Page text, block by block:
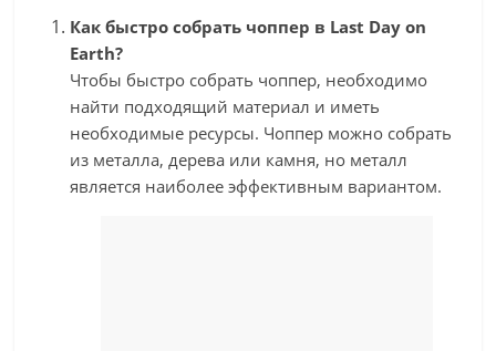
Как быстро собрать чоппер в Last Day on
Earth?
Чтобы быстро собрать чоппер, необходимо
найти подходящий материал и иметь
необходимые ресурсы. Чоппер можно собрать
из металла, дерева или камня, но металл
является наиболее эффективным вариантом.